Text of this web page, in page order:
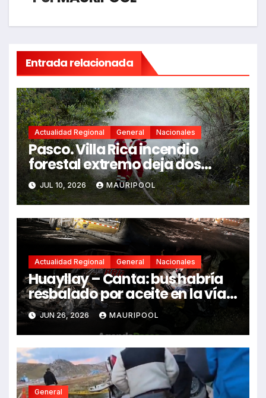
Entrada relacionada
Actualidad Regional General Nacionales
Pasco. Villa Rica incendio
forestal extremo deja dos
fallecidos y heridos
JUL 10, 2026 MAURIPOOL
Actualidad Regional General Nacionales
Huayllay – Canta: bus habría
resbalado por aceite en la vía e
impactó auto siniestrado
dejando dos fallecidos
JUN 26, 2026 MAURIPOOL
General